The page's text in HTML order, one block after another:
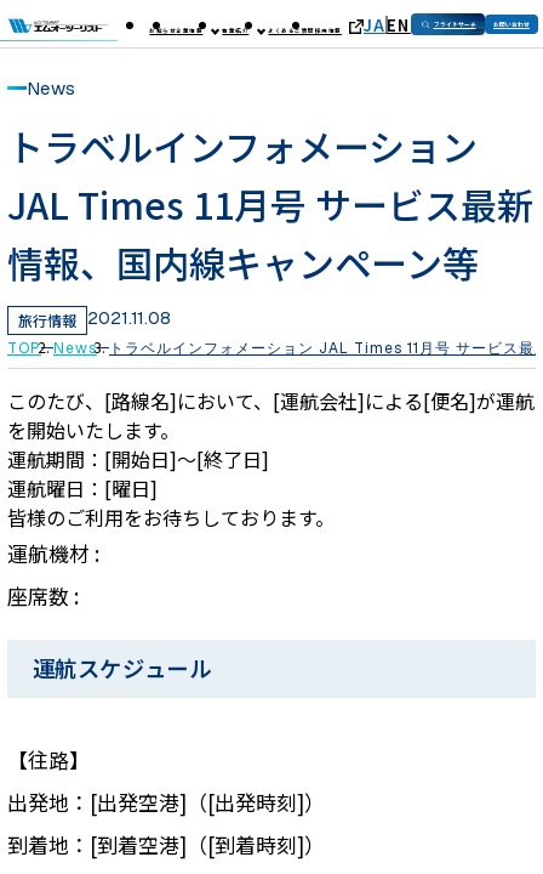
お知らせ企業情報 事業紹介 よくあるご質問採用情報 JAEN フライトサーチ お問い合わせ
News
トラベルインフォメーション
JAL Times 11月号 サービス最新
情報、国内線キャンペーン等
旅行情報 2021.11.08
TOP News トラベルインフォメーション JAL Times 11月号 サービス最
このたび、[路線名]において、[運航会社]による[便名]が運航
を開始いたします。
運航期間：[開始日]～[終了日]
運航曜日：[曜日]
皆様のご利用をお待ちしております。
運航機材 :
座席数 :
運航スケジュール
【往路】
出発地：[出発空港]（[出発時刻]）
到着地：[到着空港]（[到着時刻]）